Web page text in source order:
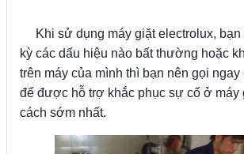
Khi sử dụng máy giặt electrolux,
kỳ các dấu hiệu nào bất thường hoặc
trên máy của mình thì bạn nên gọi ngay
để được hỗ trợ khắc phục sự cố ở máy
cách sớm nhất.